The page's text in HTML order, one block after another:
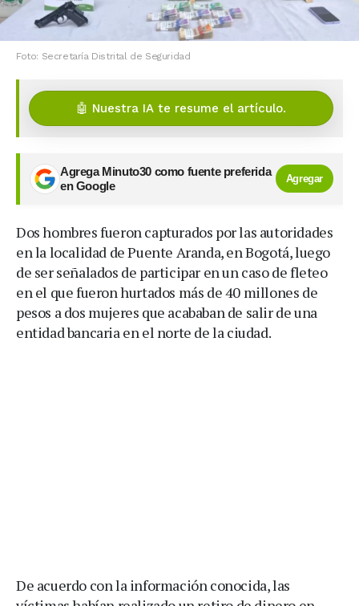
Foto: Secretaría Distrital de Seguridad
🤖 Nuestra IA te resume el artículo.
Agrega Minuto30 como fuente preferida
en Google
Agregar
Dos hombres fueron capturados por las autoridades
en la localidad de Puente Aranda, en Bogotá, luego
de ser señalados de participar en un caso de fleteo
en el que fueron hurtados más de 40 millones de
pesos a dos mujeres que acababan de salir de una
entidad bancaria en el norte de la ciudad.
De acuerdo con la información conocida, las